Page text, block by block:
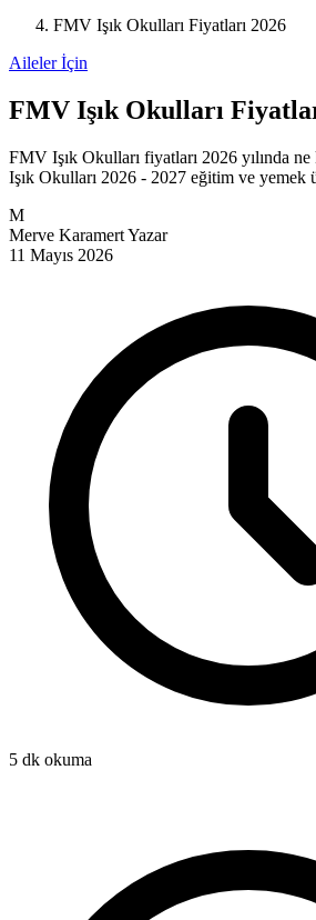
FMV Işık Okulları Fiyatları 2026
Aileler İçin
FMV Işık Okulları
FMV Işık Okulları fiyatları 2026 yılında ne
Işık Okulları 2026 - 2027 eğitim ve yemek
M
Merve KaramertYazar
11 Mayıs 2026
5 dk okuma